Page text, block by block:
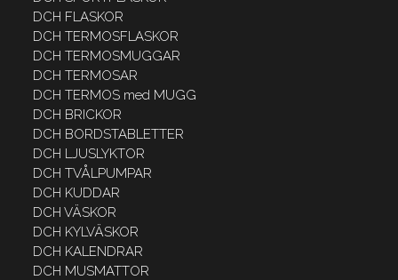
DCH FLASKOR
DCH TERMOSFLASKOR
DCH TERMOSMUGGAR
DCH TERMOSAR
DCH TERMOS med MUGG
DCH BRICKOR
DCH BORDSTABLETTER
DCH LJUSLYKTOR
DCH TVÅLPUMPAR
DCH KUDDAR
DCH VÄSKOR
DCH KYLVÄSKOR
DCH KALENDRAR
DCH MUSMATTOR